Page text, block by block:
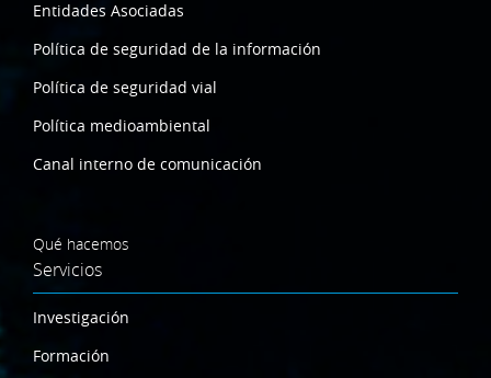
Entidades Asociadas
Política de seguridad de la información
Política de seguridad vial
Política medioambiental
Canal interno de comunicación
Qué hacemos
Servicios
Investigación
Formación